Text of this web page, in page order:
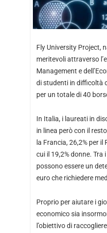
Fly University Project,
meritevoli attraverso
Management e
di studenti in difficoltà
per un totale di 40
In Italia, i laureati in
in linea però con il
la Francia, 26,2% per
cui il 19,2% donne.
possono essere un
euro che richiedere
Proprio per aiutare i
economico sia
l’obiettivo di